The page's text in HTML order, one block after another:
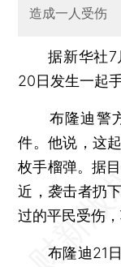
造成一人受伤
据新华社7
20日发生一起
布隆迪警方
件。他说，这
枚手榴弹。据
近，袭击者扔
过的平民受伤，
布隆迪21日